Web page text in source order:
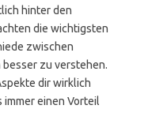
hinter den
die wichtigsten
zwischen
zu verstehen.
dir wirklich
immer einen Vorteil